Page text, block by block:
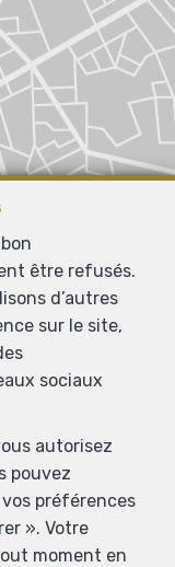
être refusés.
d’autres
sur le site,
sociaux
autorisez
pouvez
préférences
». Votre
moment en